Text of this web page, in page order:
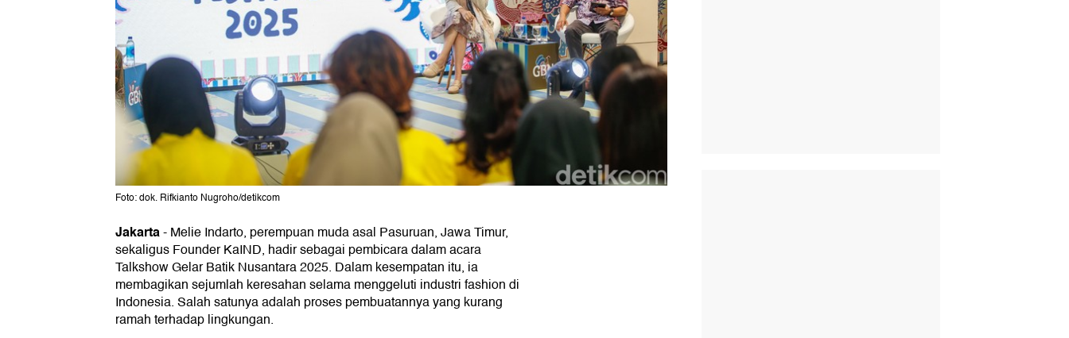
Foto: dok. Rifkianto Nugroho/detikcom
Jakarta-Melie Indarto, perempuan muda asal Pasuruan, Jawa Timur,
sekaligus Founder KaIND, hadir sebagai pembicara dalam acara
Talkshow Gelar Batik Nusantara 2025. Dalam kesempatan itu, ia
membagikan sejumlah keresahan selama menggeluti industri fashion di
Indonesia. Salah satunya adalah proses pembuatannya yang kurang
ramah terhadap lingkungan.